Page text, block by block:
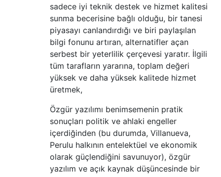
sadece iyi teknik destek ve hizmet kalitesi
sunma becerisine bağlı olduğu, bir tanesi
piyasayı canlandırdığı ve biri paylaşılan
bilgi fonunu artıran, alternatifler açan
serbest bir yeterlilik çerçevesi yaratır. İlgili
tüm tarafların yararına, toplam değeri
yüksek ve daha yüksek kalitede hizmet
üretmek,
Özgür yazılımı benimsemenin pratik
sonuçları politik ve ahlaki engeller
içerdiğinden (bu durumda, Villanueva,
Perulu halkının entelektüel ve ekonomik
olarak güçlendiğini savunuyor), özgür
yazılım ve açık kaynak düşüncesinde bir